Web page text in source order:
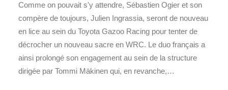
Comme on pouvait s'y attendre, Sébastien Ogier et son
compère de toujours, Julien Ingrassia, seront de nouveau
en lice au sein du Toyota Gazoo Racing pour tenter de
décrocher un nouveau sacre en WRC. Le duo français a
ainsi prolongé son engagement au sein de la structure
dirigée par Tommi Mäkinen qui, en revanche,…